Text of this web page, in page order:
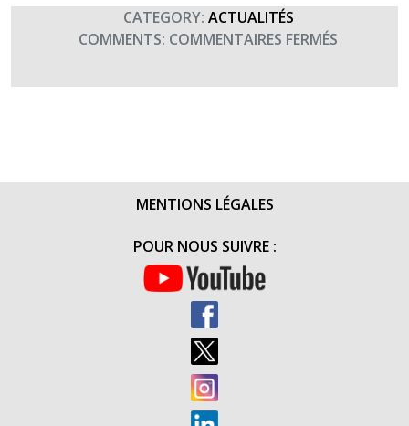
CATEGORY: ACTUALITÉS
COMMENTS: COMMENTAIRES FERMÉS
CONCERT
MENTIONS LÉGALES
POUR NOUS SUIVRE :